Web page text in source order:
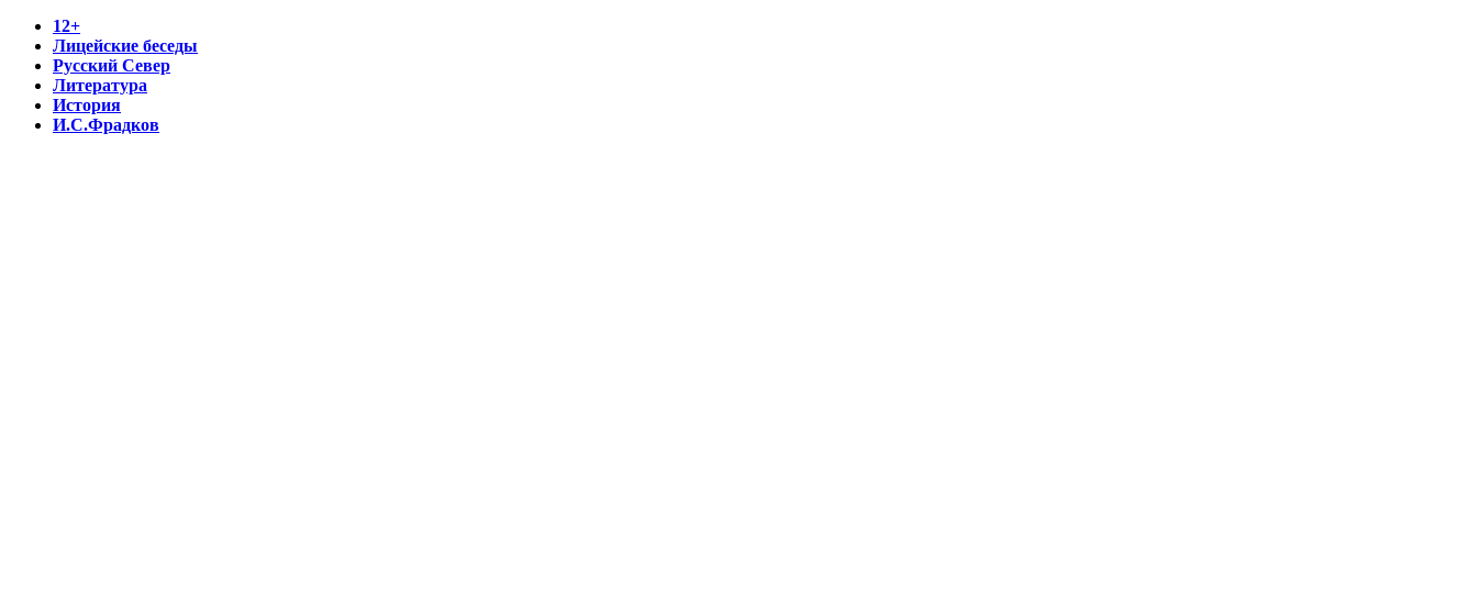
12+
Лицейские беседы
Русский Север
Литература
История
И.С.Фрадков